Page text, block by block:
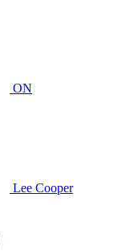
ON
Lee Cooper